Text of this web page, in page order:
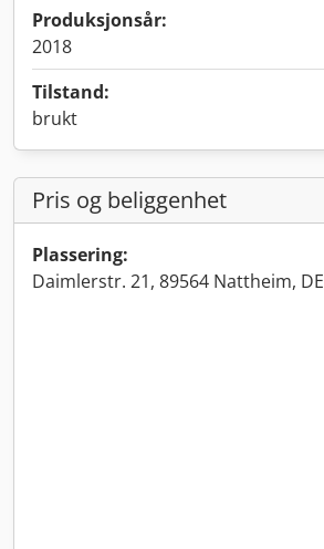
Produksjonsår:
2018
Tilstand:
brukt
Pris og beliggenhet
Plassering:
Daimlerstr. 21, 89564 Nattheim, DE